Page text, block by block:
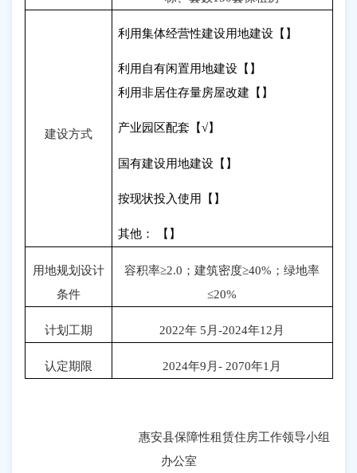
建设方式
利用集体经营性建设用地建设【】
利用自有闲置用地建设【】
利用非居住存量房屋改建【】
产业园区配套【√】
国有建设用地建设【】
按现状投入使用【】
其他： 【】
用地规划设计
条件
容积率≥2.0 ；建筑密度≥40% ；绿地率
≤20%
计划工期 2022年 5 月-2024年12 月
认定期限 2024年9 月- 2070年1 月
惠安县保障性租赁住房工作领导小组
办公室